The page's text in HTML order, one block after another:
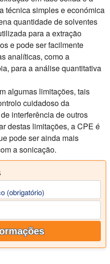
técnica simples e económica
quantidade de solventes
para a extração
e pode ser facilmente
analíticas, como a
para a análise quantitativa
algumas limitações, tais
cuidadoso da
interferência de outros
destas limitações, a CPE é
pode ser ainda mais
a sonicação.
(obrigatório)